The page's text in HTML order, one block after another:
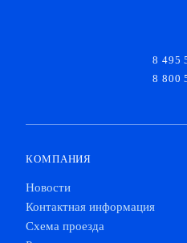
8 495
8 800
КОМПАНИЯ
Новости
Контактная информация
Схема проезда